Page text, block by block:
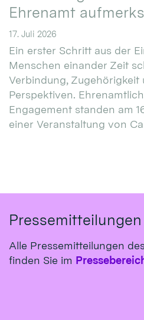
Ehrenamt
17. Juli 2026
Ein erster Schritt aus der
Menschen einander Zeit
Verbindung, Zugehörigkeit
Perspektiven.
Engagement standen am
einer Veranstaltung von
Pressemitteilungen
Alle Pressemitteilungen
finden Sie im